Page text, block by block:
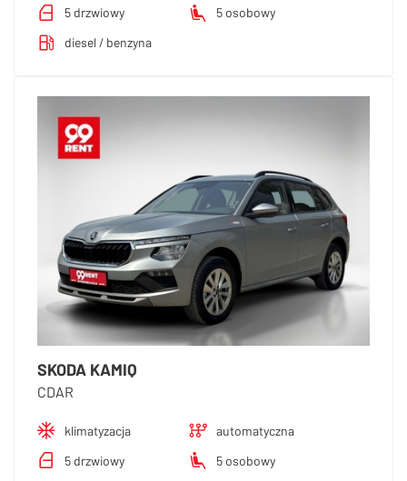
5 drzwiowy
5 osobowy
diesel / benzyna
SKODA KAMIQ
CDAR
klimatyzacja
automatyczna
5 drzwiowy
5 osobowy